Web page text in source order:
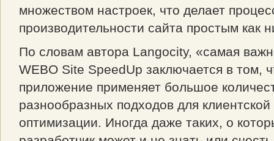
множеством настроек, что делает
производительности сайта простым как
По словам автора Langocity, «самая
WEBO Site SpeedUp заключается в том,
приложение применяет большое
разнообразных подходов для
оптимизации. Иногда даже таких, о